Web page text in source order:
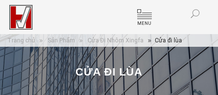
MENU
CỬA ĐI LÙA
Trang chủ Sản Phẩm Cửa Đi Nhôm Xingfa Cửa đi lùa